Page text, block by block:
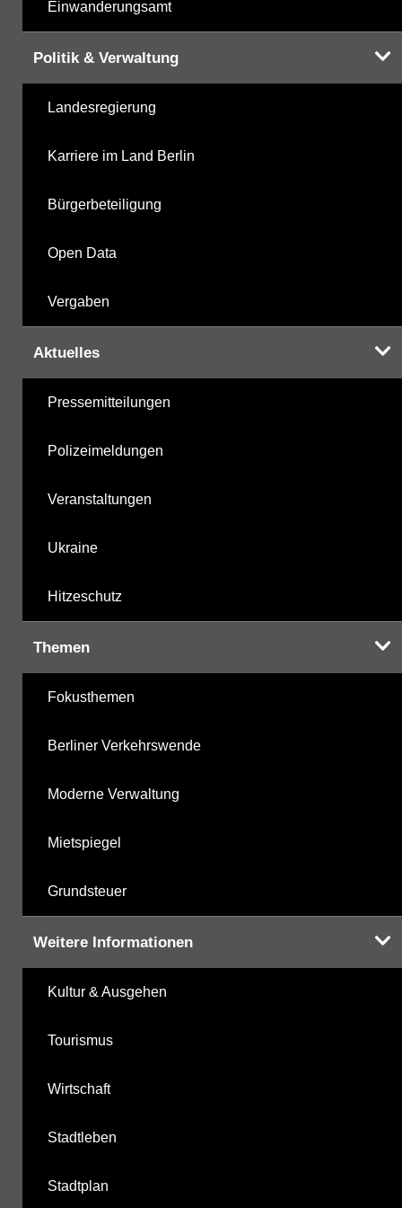
Einwanderungsamt
Politik & Verwaltung
Landesregierung
Karriere im Land Berlin
Bürgerbeteiligung
Open Data
Vergaben
Aktuelles
Pressemitteilungen
Polizeimeldungen
Veranstaltungen
Ukraine
Hitzeschutz
Themen
Fokusthemen
Berliner Verkehrswende
Moderne Verwaltung
Mietspiegel
Grundsteuer
Weitere Informationen
Kultur & Ausgehen
Tourismus
Wirtschaft
Stadtleben
Stadtplan